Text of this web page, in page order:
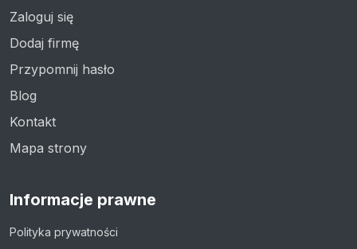
Zaloguj się
Dodaj firmę
Przypomnij hasło
Blog
Kontakt
Mapa strony
Informacje prawne
Polityka prywatności